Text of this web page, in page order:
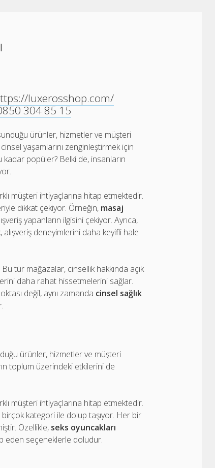
luxerosshop.com/
304 85 15
ürünler, hizmetler ve müşteri
yaşamlarını zenginleştirmek için
popüler? Belki de, insanların
müşteri ihtiyaçlarına hitap etmektedir.
dikkat çekiyor. Örneğin, masaj
yapanların ilgisini çekiyor. Ayrıca,
deneyimlerini daha keyifli hale
tür mağazalar, cinsellik hakkında açık
daha rahat hissetmelerini sağlar.
değil, aynı zamanda cinsel sağlık
ürünler, hizmetler ve müşteri
toplum üzerindeki etkilerini de
müşteri ihtiyaçlarına hitap etmektedir.
birçok kategori ile dolup taşıyor. Her bir
Özellikle, seks oyuncakları
eden seçeneklerle doludur.